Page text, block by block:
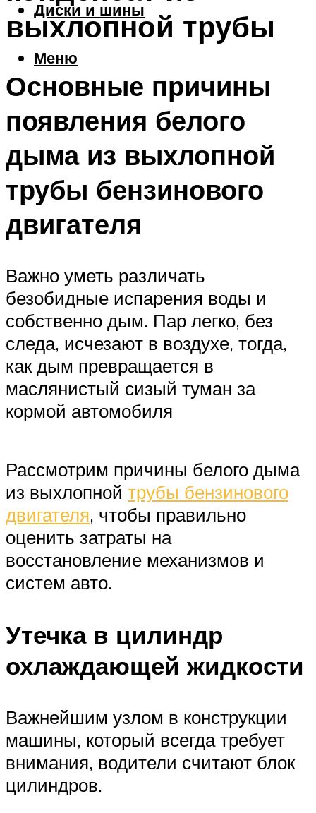
Диски и шины
Меню
выхлопной трубы
Основные причины
появления белого
дыма из выхлопной
трубы бензинового
двигателя
Важно уметь различать
безобидные испарения воды и
собственно дым. Пар легко, без
следа, исчезают в воздухе, тогда,
как дым превращается в
маслянистый сизый туман за
кормой автомобиля
Рассмотрим причины белого дыма
из выхлопной трубы бензинового
двигателя, чтобы правильно
оценить затраты на
восстановление механизмов и
систем авто.
Утечка в цилиндр
охлаждающей жидкости
Важнейшим узлом в конструкции
машины, который всегда требует
внимания, водители считают блок
цилиндров.